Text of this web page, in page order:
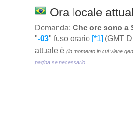
Ora locale
Domanda: Che ore sono a
"-03" fuso orario [*1] (GMT
attuale è (in momento in cui viene
pagina se necessario